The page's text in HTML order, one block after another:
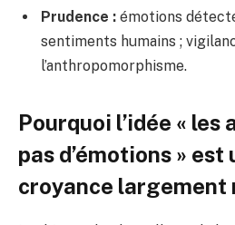
Prudence : émotions
sentiments humains ;
l’anthropomorphisme.
Pourquoi l’idée « les
pas d’émotions » est
croyance largement